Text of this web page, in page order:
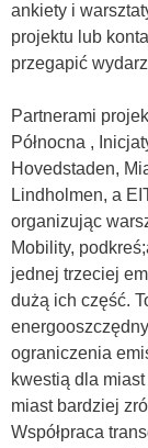
ankiety i
projektu lub
przegapić
Partnerami
Północna ,
Hovedstaden,
Lindholmen, a
organizując
Mobility,
jednej trzeciej
dużą ich część.
ograniczenia
kwestią dla
miast bardziej
Współpraca